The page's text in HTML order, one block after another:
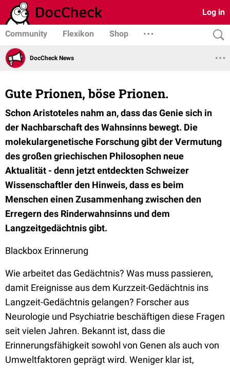
Log in
Community Flexikon Shop
DocCheck News
Gute Prionen, böse Prionen.
Schon Aristoteles nahm an, dass das Genie sich in
der Nachbarschaft des Wahnsinns bewegt. Die
molekulargenetische Forschung gibt der Vermutung
des großen griechischen Philosophen neue
Aktualität - denn jetzt entdeckten Schweizer
Wissenschaftler den Hinweis, dass es beim
Menschen einen Zusammenhang zwischen den
Erregern des Rinderwahnsinns und dem
Langzeitgedächtnis gibt.
Blackbox Erinnerung
Wie arbeitet das Gedächtnis? Was muss passieren,
damit Ereignisse aus dem Kurzzeit-Gedächtnis ins
Langzeit-Gedächtnis gelangen? Forscher aus
Neurologie und Psychiatrie beschäftigen diese Fragen
seit vielen Jahren. Bekannt ist, dass die
Erinnerungsfähigkeit sowohl von Genen als auch von
Umweltfaktoren geprägt wird. Weniger klar ist,